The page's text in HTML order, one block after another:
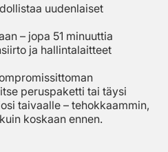
uudenlaiset
– jopa 51 minuuttia
ja hallintalaitteet
peruspaketti tai täysi
taivaalle – tehokkaammin,
koskaan ennen.